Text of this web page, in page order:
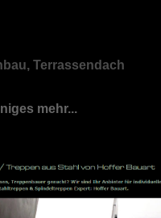
Terrassendach
mehr...